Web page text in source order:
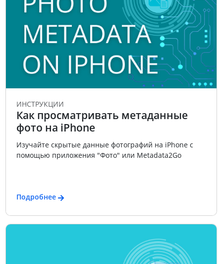
ИНСТРУКЦИИ
Как просматривать метаданные
фото на iPhone
Изучайте скрытые данные фотографий на iPhone с
помощью приложения "Фото" или Metadata2Go
Подробнее